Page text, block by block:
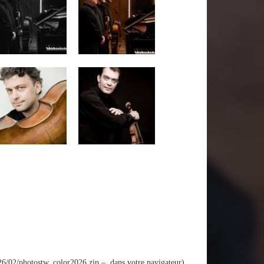
02/photostw_color2026.zip – dans votre navigateur)